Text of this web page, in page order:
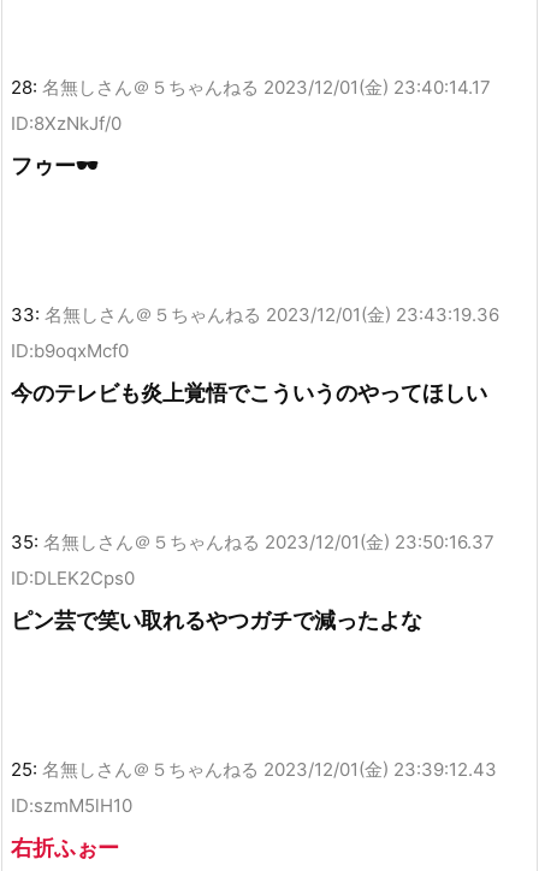
28: 名無しさん＠５ちゃんねる 2023/12/01(金) 23:40:14.17
ID:8XzNkJf/0
フゥー🕶
33: 名無しさん＠５ちゃんねる 2023/12/01(金) 23:43:19.36
ID:b9oqxMcf0
今のテレビも炎上覚悟でこういうのやってほしい
35: 名無しさん＠５ちゃんねる 2023/12/01(金) 23:50:16.37
ID:DLEK2Cps0
ピン芸で笑い取れるやつガチで減ったよな
25: 名無しさん＠５ちゃんねる 2023/12/01(金) 23:39:12.43
ID:szmM5lH10
右折ふぉー